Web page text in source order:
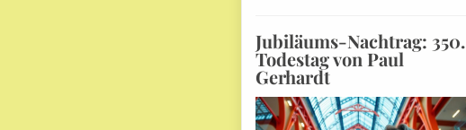
Jubiläums-Nachtrag: 350.
Todestag von Paul
Gerhardt